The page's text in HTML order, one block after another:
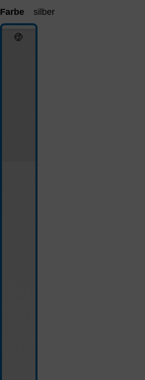
Farbe
silber